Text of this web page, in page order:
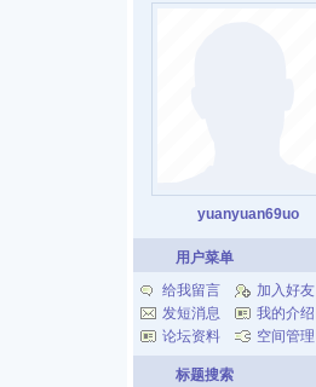
yuanyuan69uo
用户菜单
给我留言
加入好友
发短消息
我的介绍
论坛资料
空间管理
标题搜索